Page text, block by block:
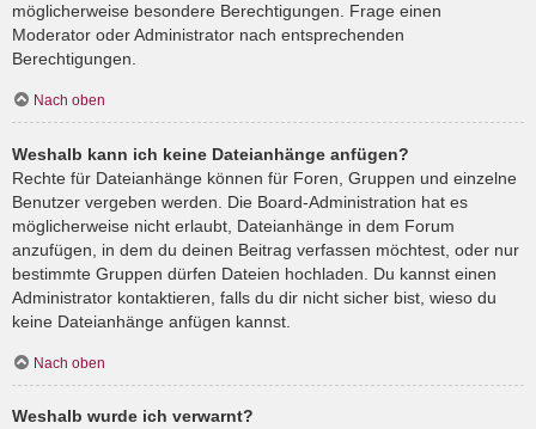
möglicherweise besondere Berechtigungen. Frage einen
Moderator oder Administrator nach entsprechenden
Berechtigungen.
Nach oben
Weshalb kann ich keine Dateianhänge anfügen?
Rechte für Dateianhänge können für Foren, Gruppen und einzelne
Benutzer vergeben werden. Die Board-Administration hat es
möglicherweise nicht erlaubt, Dateianhänge in dem Forum
anzufügen, in dem du deinen Beitrag verfassen möchtest, oder nur
bestimmte Gruppen dürfen Dateien hochladen. Du kannst einen
Administrator kontaktieren, falls du dir nicht sicher bist, wieso du
keine Dateianhänge anfügen kannst.
Nach oben
Weshalb wurde ich verwarnt?